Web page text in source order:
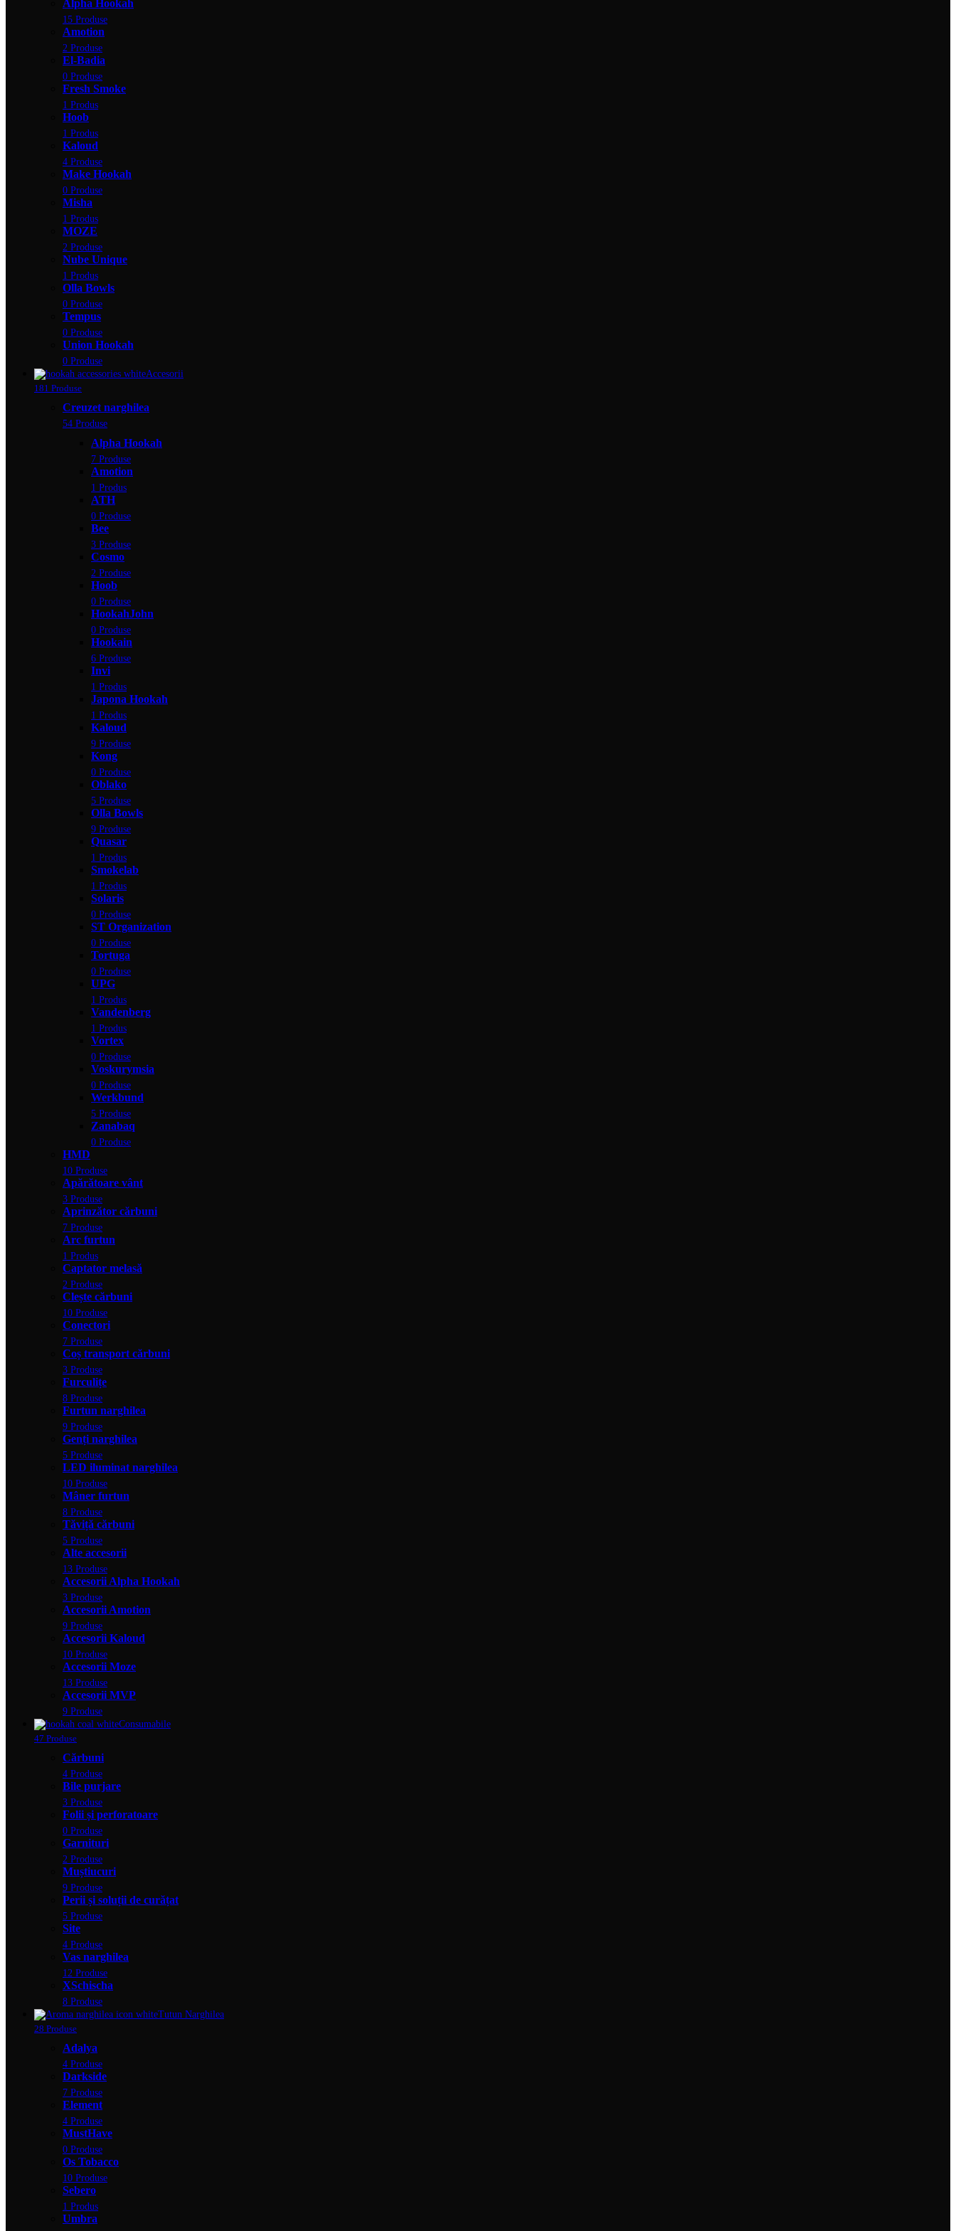
Alpha Hookah
15 Produse
Amotion
2 Produse
El-Badia
0 Produse
Fresh Smoke
1 Produs
Hoob
1 Produs
Kaloud
4 Produse
Make Hookah
0 Produse
Misha
1 Produs
MOZE
2 Produse
Nube Unique
1 Produs
Olla Bowls
0 Produse
Tempus
0 Produse
Union Hookah
0 Produse
Accesorii
181 Produse
Creuzet narghilea
54 Produse
Alpha Hookah
7 Produse
Amotion
1 Produs
ATH
0 Produse
Bee
3 Produse
Cosmo
2 Produse
Hoob
0 Produse
HookahJohn
0 Produse
Hookain
6 Produse
Invi
1 Produs
Japona Hookah
1 Produs
Kaloud
9 Produse
Kong
0 Produse
Oblako
5 Produse
Olla Bowls
9 Produse
Quasar
1 Produs
Smokelab
1 Produs
Solaris
0 Produse
ST Organization
0 Produse
Tortuga
0 Produse
UPG
1 Produs
Vandenberg
1 Produs
Vortex
0 Produse
Voskurymsia
0 Produse
Werkbund
5 Produse
Zanabaq
0 Produse
HMD
10 Produse
Apărătoare vânt
3 Produse
Aprinzător cărbuni
7 Produse
Arc furtun
1 Produs
Captator melasă
2 Produse
Clește cărbuni
10 Produse
Conectori
7 Produse
Coș transport cărbuni
3 Produse
Furculițe
8 Produse
Furtun narghilea
9 Produse
Genți narghilea
5 Produse
LED iluminat narghilea
10 Produse
Mâner furtun
8 Produse
Tăviță cărbuni
5 Produse
Alte accesorii
13 Produse
Accesorii Alpha Hookah
3 Produse
Accesorii Amotion
9 Produse
Accesorii Kaloud
10 Produse
Accesorii Moze
13 Produse
Accesorii MVP
9 Produse
Consumabile
47 Produse
Cărbuni
4 Produse
Bile purjare
3 Produse
Folii și perforatoare
0 Produse
Garnituri
2 Produse
Muștiucuri
9 Produse
Perii și soluții de curățat
5 Produse
Site
4 Produse
Vas narghilea
12 Produse
XSchischa
8 Produse
Tutun Narghilea
28 Produse
Adalya
4 Produse
Darkside
7 Produse
Element
4 Produse
MustHave
0 Produse
Os Tobacco
10 Produse
Sebero
1 Produs
Umbra